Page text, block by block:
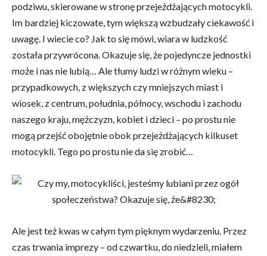
podziwu, skierowane w stronę przejeżdżających motocykli.
Im bardziej kiczowate, tym większą wzbudzały ciekawość i
uwagę. I wiecie co? Jak to się mówi, wiara w ludzkość
została przywrócona. Okazuje się, że pojedyncze jednostki
może i nas nie lubią… Ale tłumy ludzi w różnym wieku –
przypadkowych, z większych czy mniejszych miast i
wiosek, z centrum, południa, północy, wschodu i zachodu
naszego kraju, mężczyzn, kobiet i dzieci – po prostu nie
mogą przejść obojętnie obok przejeżdżających kilkuset
motocykli. Tego po prostu nie da się zrobić…
Ale jest też kwas w całym tym pięknym wydarzeniu. Przez
czas trwania imprezy – od czwartku, do niedzieli, miałem